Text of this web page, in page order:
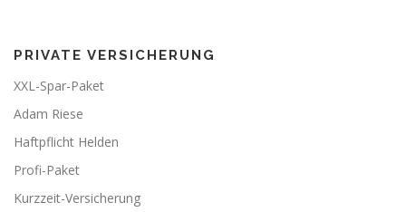
PRIVATE VERSICHERUNG
XXL-Spar-Paket
Adam Riese
Haftpflicht Helden
Profi-Paket
Kurzzeit-Versicherung